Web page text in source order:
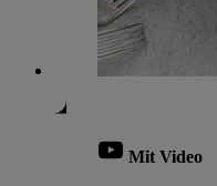
Mit Video